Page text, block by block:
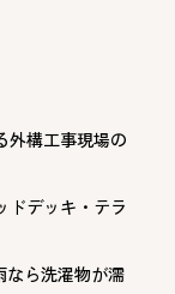
外構工事現場の
ドデッキ・テラ
なら洗濯物が濡